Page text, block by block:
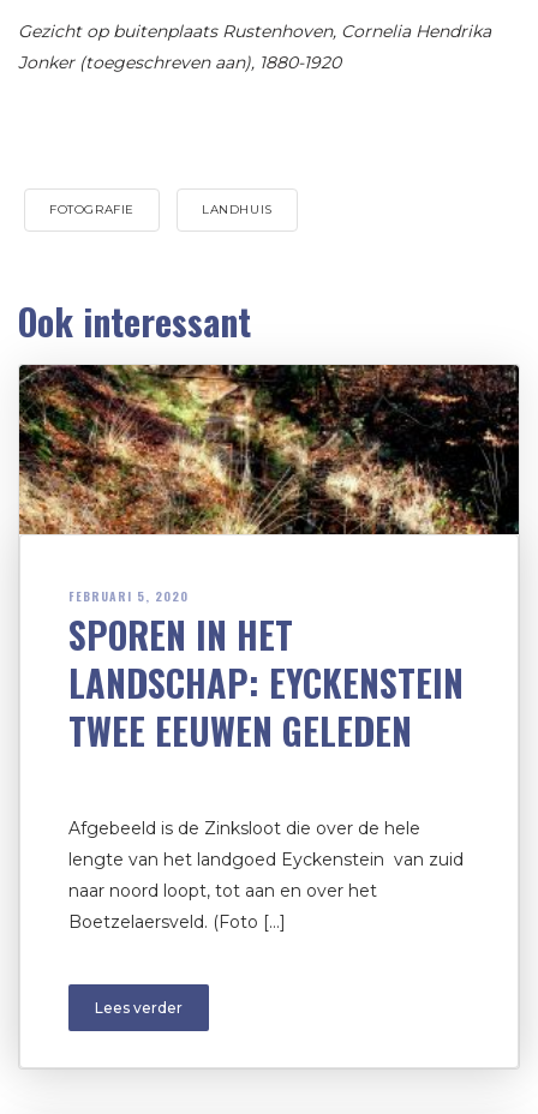
Gezicht op buitenplaats Rustenhoven, Cornelia Hendrika
Jonker (toegeschreven aan), 1880-1920
FOTOGRAFIE LANDHUIS
Ook interessant
FEBRUARI 5, 2020
SPOREN IN HET
LANDSCHAP: EYCKENSTEIN
TWEE EEUWEN GELEDEN
Afgebeeld is de Zinksloot die over de hele
lengte van het landgoed Eyckenstein van zuid
naar noord loopt, tot aan en over het
Boetzelaersveld. (Foto […]
Lees verder